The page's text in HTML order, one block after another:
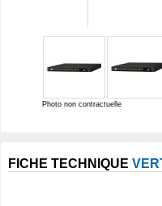
Photo non contractuelle
FICHE TECHNIQUE